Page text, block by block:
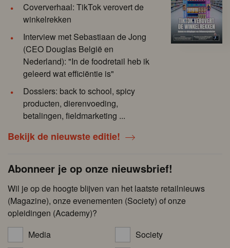
Coververhaal: TikTok verovert de
winkelrekken
Interview met Sebastiaan de Jong
(CEO Douglas België en
Nederland): "In de foodretail heb ik
geleerd wat efficiëntie is"
Dossiers: back to school, spicy
producten, dierenvoeding,
betalingen, fieldmarketing ...
Bekijk de nieuwste editie!
Abonneer je op onze nieuwsbrief!
Wil je op de hoogte blijven van het laatste retailnieuws
(Magazine), onze evenementen (Society) of onze
opleidingen (Academy)?
Media
Society